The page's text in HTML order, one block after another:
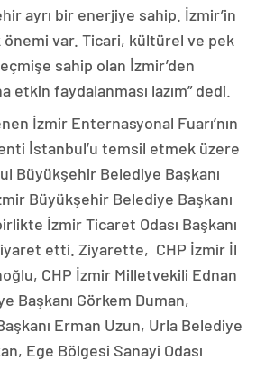
ayrı bir enerjiye sahip. İzmir’in
var. Ticari, kültürel ve pek
sahip olan İzmir’den
etkin faydalanması lazım” dedi.
İzmir Enternasyonal Fuarı’nın
İstanbul’u temsil etmek üzere
Büyükşehir Belediye Başkanı
Büyükşehir Belediye Başkanı
İzmir Ticaret Odası Başkanı
etti. Ziyarette, CHP İzmir İl
CHP İzmir Milletvekili Ednan
Başkanı Görkem Duman,
Erman Uzun, Urla Belediye
Ege Bölgesi Sanayi Odası